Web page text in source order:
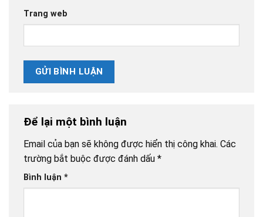
Trang web
Để lại một bình luận
Email của bạn sẽ không được hiển thị công khai. Các
trường bắt buộc được đánh dấu *
Bình luận *